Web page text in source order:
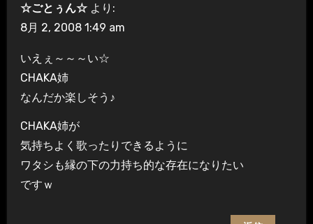
☆ごとぅん☆ より:
8月 2, 2008 1:49 am
いえぇ～～～い☆
CHAKA姉
なんだか楽しそう♪
CHAKA姉が
気持ちよく歌ったりできるように
ワタシも縁の下の力持ち的な存在になりたい
ですｗ